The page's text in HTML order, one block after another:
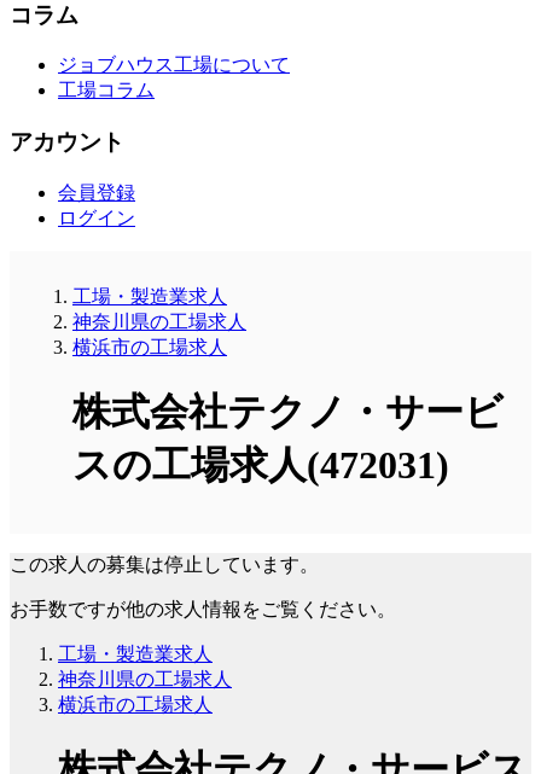
コラム
ジョブハウス工場について
工場コラム
アカウント
会員登録
ログイン
工場・製造業求人
神奈川県の工場求人
横浜市の工場求人
株式会社テクノ・サービ
スの工場求人(472031)
この求人の募集は停止しています。
お手数ですが他の求人情報をご覧ください。
工場・製造業求人
神奈川県の工場求人
横浜市の工場求人